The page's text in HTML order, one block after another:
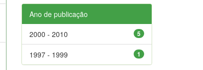
Ano de publicação
5
2000 - 2010
1
1997 - 1999